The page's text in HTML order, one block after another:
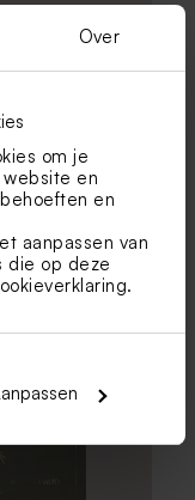
Over
om je
en
en
aanpassen van
die op deze
.
in
goudfolie